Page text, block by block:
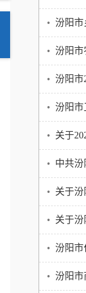
• 汾阳
• 汾阳市
• 汾阳市
• 汾阳
• 关于
• 中共
• 关于
• 关于
• 汾阳
• 汾阳